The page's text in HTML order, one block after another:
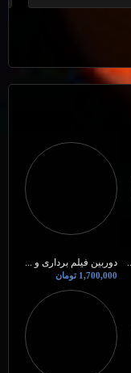
دوربین فیلم برداری و ...
1,700,000 تومان